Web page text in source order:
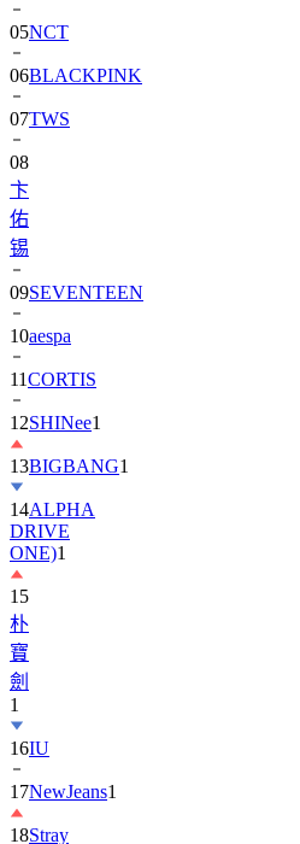
05NCT
06BLACKPINK
07TWS
08
卞
佑
锡
09SEVENTEEN
10aespa
11CORTIS
12SHINee1
13BIGBANG1
14ALPHA
DRIVE
ONE)1
15
朴
寶
劍
1
16IU
17NewJeans1
18Stray